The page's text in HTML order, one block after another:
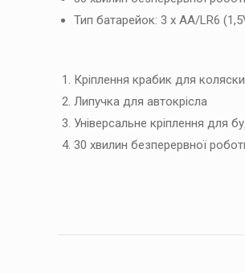
Тип батарейок: 3 х АА/LR6
Кріплення крабик для коляски
Липучка для автокрісла
Універсальне кріплення для
30 хвилин безперервної